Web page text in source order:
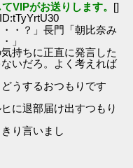
VIPがお送りします。 []
・？」長門「朝比奈み
」
持ちに正直に発言した
いだろ。よく考えれば
うするおつもりです
に退部届け出すつもり
り言いまし